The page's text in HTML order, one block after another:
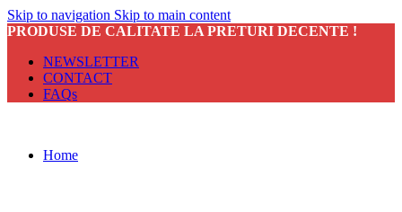
Skip to navigation Skip to main content
PRODUSE DE CALITATE LA PRETURI DECENTE !
NEWSLETTER
CONTACT
FAQs
Home